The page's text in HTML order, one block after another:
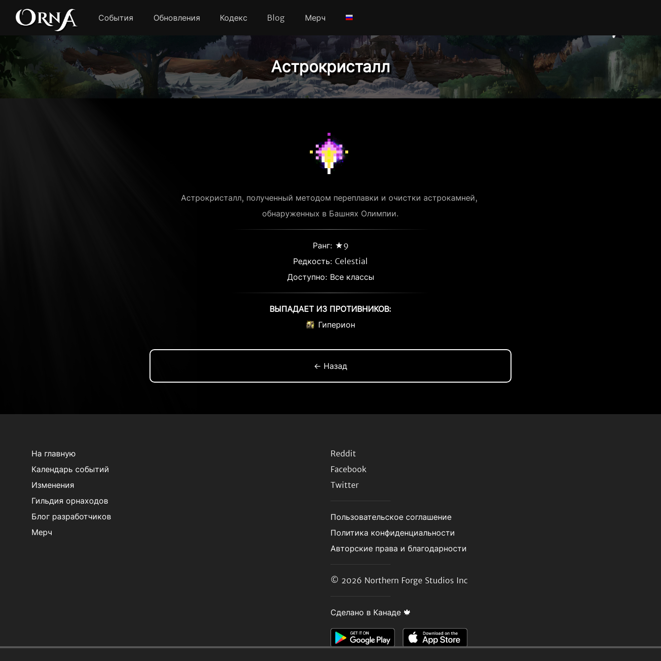
События Обновления Кодекс Blog Мерч
Астрокристалл
Астрокристалл, полученный методом переплавки и очистки астрокамней,
обнаруженных в Башнях Олимпии.
Ранг: ★9
Редкость: Celestial
Доступно: Все классы
ВЫПАДАЕТ ИЗ ПРОТИВНИКОВ:
Гиперион
← Назад
На главную
Календарь событий
Изменения
Гильдия орнаходов
Блог разработчиков
Мерч
Reddit
Facebook
Twitter
Пользовательское соглашение
Политика конфиденциальности
Авторские права и благодарности
© 2026 Northern Forge Studios Inc
Сделано в Канаде 🍁